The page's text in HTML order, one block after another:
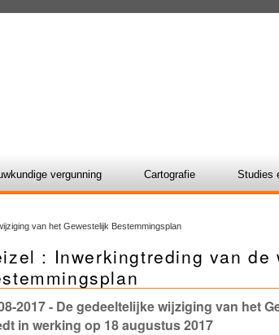
vergunning Cartografie Studies
van het Gewestelijk Bestemmingsplan
: Inwerkingtreding van
2017- De gedeeltelijke wijziging van het
in werking op 18 augustus 2017